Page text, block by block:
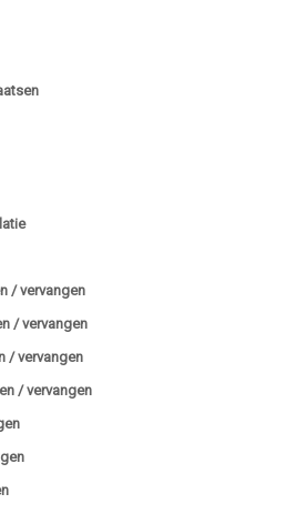
/ vervangen
/ vervangen
/ vervangen
/ vervangen